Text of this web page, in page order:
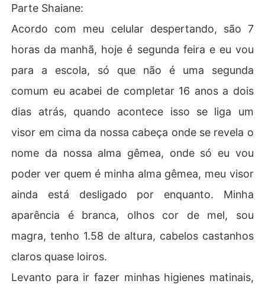
Parte Shaiane:
Acordo com meu celular despertando, são 7
horas da manhã, hoje é segunda feira e eu vou
para a escola, só que não é uma segunda
comum eu acabei de completar 16 anos a dois
dias atrás, quando acontece isso se liga um
visor em cima da nossa cabeça onde se revela o
nome da nossa alma gêmea, onde só eu vou
poder ver quem é minha alma gêmea, meu visor
ainda está desligado por enquanto. Minha
aparência é branca, olhos cor de mel, sou
magra, tenho 1.58 de altura, cabelos castanhos
claros quase loiros.
Levanto para ir fazer minhas higienes matinais,